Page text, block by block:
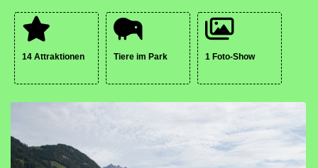
14 Attraktionen Tiere im Park 1 Foto-Show